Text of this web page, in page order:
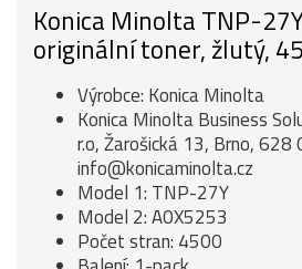
Konica Minolta TNP-
originální toner, žlutý,
Výrobce: Konica Minolta
Konica Minolta Business
r.o, Žarošická 13, Brno, 628
info@konicaminolta.cz
Model 1: TNP-27Y
Model 2: A0X5253
Počet stran: 4500